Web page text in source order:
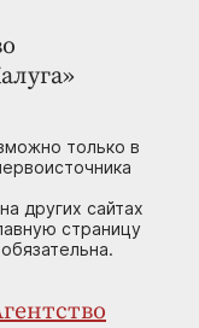
только в
других сайтах
страницу